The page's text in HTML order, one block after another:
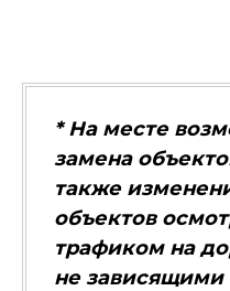
* На месте
замена
также
объектов
трафиком на
не зависящими